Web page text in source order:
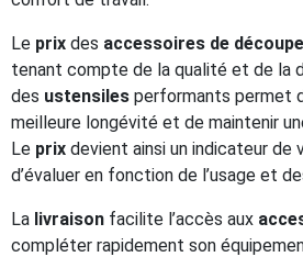
Le prix des accessoires de découpe
tenant compte de la qualité et de la
des ustensiles performants permet
meilleure longévité et de maintenir
Le prix devient ainsi un indicateur de
d’évaluer en fonction de l’usage et
La livraison facilite l’accès aux
compléter rapidement son